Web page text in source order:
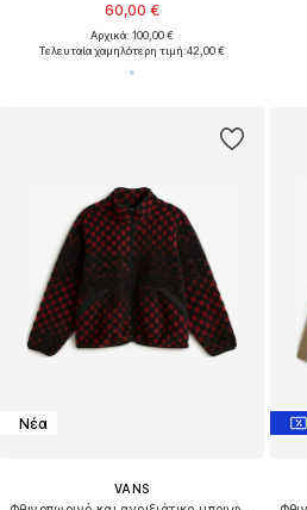
60,00 €
Αρχικά: 100,00 €
Τελευταία χαμηλότερη τιμή:42,00 €
Νέα
VANS